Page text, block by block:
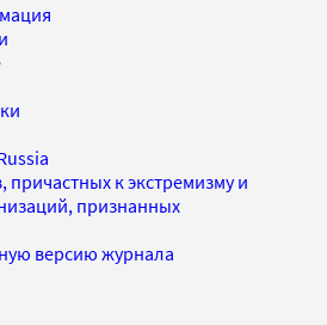
причастных к экстремизму и
признанных
версию журнала